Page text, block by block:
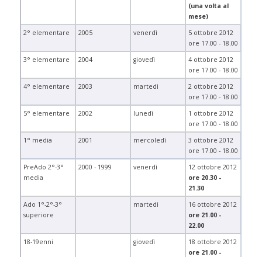
(una volta al
mese)
2° elementare
2005 venerdì
5 ottobre 2012
ore 17.00 - 18.00
3° elementare
2004 giovedì
4 ottobre 2012
ore 17.00 - 18.00
4° elementare
2003 martedì
2 ottobre 2012
ore 17.00 - 18.00
5° elementare
2002 lunedì
1 ottobre 2012
ore 17.00 - 18.00
1° media
2001 mercoledì
3 ottobre 2012
ore 17.00 - 18.00
PreAdo 2°-3°
media
2000 - 1999 venerdì
12 ottobre 2012
ore 20.30 -
21.30
Ado 1°-2°-3°
superiore
martedì
16 ottobre 2012
ore 21.00 -
22.00
18-19enni
giovedì
18 ottobre 2012
ore 21.00 -